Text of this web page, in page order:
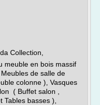
Collection,
meuble en bois massif
de salle de
colonne ), Vasques
( Buffet salon ,
basses ),